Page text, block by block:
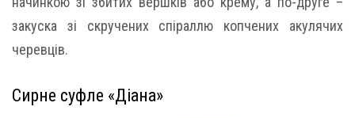
закуска зі скручених спіраллю копчених акулячих
черевців.
Сирне суфле «Діана»